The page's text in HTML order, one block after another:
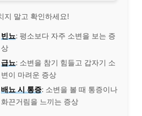
지 말고 확인하세요!
빈뇨: 평소보다 자주 소변을 보는 증
상
급뇨: 소변을 참기 힘들고 갑자기 소
변이 마려운 증상
배뇨 시 통증: 소변을 볼 때 통증이나
화끈거림을 느끼는 증상